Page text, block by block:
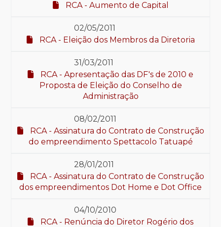
RCA - Aumento de Capital
02/05/2011
RCA - Eleição dos Membros da Diretoria
31/03/2011
RCA - Apresentação das DF's de 2010 e
Proposta de Eleição do Conselho de
Administração
08/02/2011
RCA - Assinatura do Contrato de Construção
do empreendimento Spettacolo Tatuapé
28/01/2011
RCA - Assinatura do Contrato de Construção
dos empreendimentos Dot Home e Dot Office
04/10/2010
RCA - Renúncia do Diretor Rogério dos